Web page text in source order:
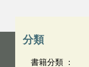
分類
書籍分類 ：